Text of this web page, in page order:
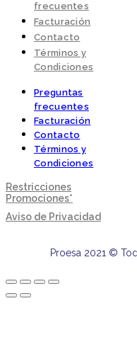
frecuentes
Facturación
Contacto
Términos y
Condiciones
Preguntas
frecuentes
Facturación
Contacto
Términos y
Condiciones
Restricciones
Promociones*
Aviso de Privacidad
Proesa 2021 ©